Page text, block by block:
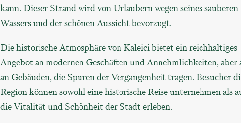
kann. Dieser Strand wird von Urlaubern wegen seines sauberen
Wassers und der schönen Aussicht bevorzugt.
Die historische Atmosphäre von Kaleici bietet ein reichhaltiges
Angebot an modernen Geschäften und Annehmlichkeiten, aber
an Gebäuden, die Spuren der Vergangenheit tragen. Besucher
Region können sowohl eine historische Reise unternehmen als
die Vitalität und Schönheit der Stadt erleben.